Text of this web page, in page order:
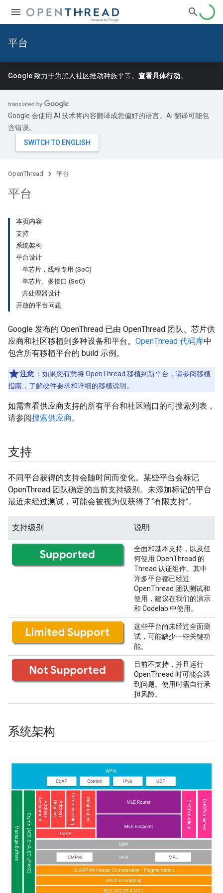
平台
Google 致力于为黑人社区推动种族平等。 查看具体行动。
Google 会使用 AI 技术将内容翻译成您偏好的语言。AI 翻译可能包
含错误。
OpenThread 平台
平台
本页内容
支持
系统架构
平台设计
单芯片，线程专用 (SoC)
单芯片、多接口 (SoC)
共处理器设计
开放的平台问题
Google 发布的 OpenThread 已由 OpenThread 团队、芯片供
应商和社区移植到多种设备和平台。 OpenThread 代码库中
包含所有移植平台的 build 示例。
注意 ：如果您有意将 OpenThread 移植到新平台，请参阅移植
指南 ，了解硬件要求和详细的移植说明。
如需查看供应商支持的所有平台和社区端口的可搜索列表，
请参阅搜索供应商。
支持
不同平台获得的支持会随时间而变化。某些平台会标记
OpenThread 团队确定的当前支持级别。未添加标记的平台
最近未经过测试，可能会被视为仅获得了“有限支持”。
支持级别 说明
全面和基本支持，以及任
何使用 OpenThread 的
Thread 认证组件。其中
许多平台都已经过
OpenThread 团队测试和
使用，建议在我们的演示
和 Codelab 中使用。
这些平台尚未经过全面测
试，可能缺少一些关键功
能。
目前不支持，并且运行
OpenThread 时可能会遇
到问题。使用时需自行承
担风险。
系统架构